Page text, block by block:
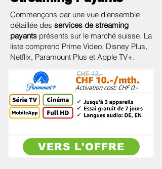
Commençons par une vue d'ensemble
détaillée des services de streaming
payants présents sur le marché suisse. La
liste comprend Prime Video, Disney Plus,
Netflix, Paramount Plus et Apple TV+.
VERS L'OFFRE